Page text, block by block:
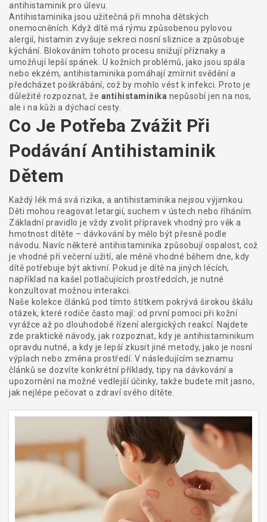
antihistaminik pro úlevu.
Antihistaminika jsou užitečná při mnoha dětských
onemocněních. Když dítě má rýmu způsobenou pylovou
alergií, histamin zvyšuje sekreci nosní sliznice a způsobuje
kýchání. Blokováním tohoto procesu snižují příznaky a
umožňují lepší spánek. U kožních problémů, jako jsou spála
nebo ekzém, antihistaminika pomáhají zmírnit svědění a
předcházet poškrábání, což by mohlo vést k infekci. Proto je
důležité rozpoznat, že antihistaminika nepůsobí jen na nos,
ale i na kůži a dýchací cesty.
Co Je Potřeba Zvážit Při
Podávání Antihistaminik
Dětem
Každý lék má svá rizika, a antihistaminika nejsou výjimkou.
Děti mohou reagovat letargií, suchem v ústech nebo říháním.
Základní pravidlo je vždy zvolit přípravek vhodný pro věk a
hmotnost dítěte – dávkování by mělo být přesně podle
návodu. Navíc některé antihistaminika způsobují ospalost, což
je vhodné při večerní užití, ale méně vhodné během dne, kdy
dítě potřebuje být aktivní. Pokud je dítě na jiných lécích,
například na kašel potlačujících prostředcích, je nutné
konzultovat možnou interakci.
Naše kolekce článků pod tímto štítkem pokrývá širokou škálu
otázek, které rodiče často mají: od první pomoci při kožní
vyrážce až po dlouhodobé řízení alergických reakcí. Najdete
zde praktické návody, jak rozpoznat, kdy je antihistaminikum
opravdu nutné, a kdy je lepší zkusit jiné metody, jako je nosní
výplach nebo změna prostředí. V následujícím seznamu
článků se dozvíte konkrétní příklady, tipy na dávkování a
upozornění na možné vedlejší účinky, takže budete mít jasno,
jak nejlépe pečovat o zdraví svého dítěte.